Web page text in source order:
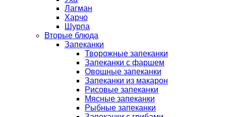
Лагман
Харчо
Шурпа
Вторые блюда
Запеканки
Творожные запеканки
Запеканки с фаршем
Овощные запеканки
Запеканки из макарон
Рисовые запеканки
Мясные запеканки
Рыбные запеканки